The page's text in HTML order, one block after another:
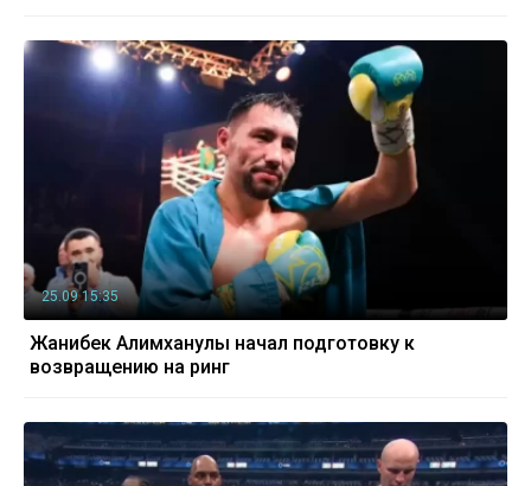
25.09 15:35
Жанибек Алимханулы начал подготовку к
возвращению на ринг